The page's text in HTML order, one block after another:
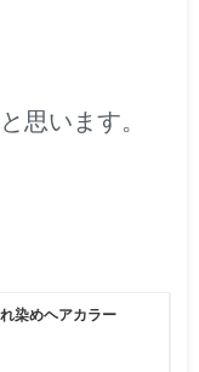
思います。
染めヘアカラー